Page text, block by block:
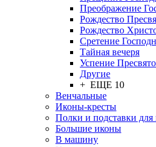
Преображение
Рождество
Рождество
Сретение
Тайная вечеря
Успение
Другие
+ ЕЩЕ 10
Венчальные
Иконы-кресты
Полки и подставки для
Большие иконы
В машину